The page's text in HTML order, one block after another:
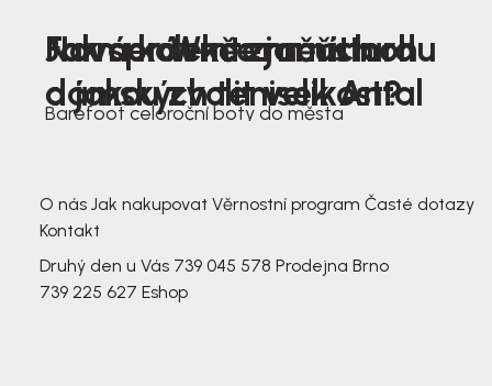
Nová kolekce jarních
dámských tenisek Antal
Jak správně změřit nohu
a jakou zvolit velikost?
Farmer Winter mustard
Barefoot celoroční boty do města
O nás Jak nakupovat Věrnostní program Časté dotazy
Kontakt
Druhý den u Vás 739 045 578 Prodejna Brno
739 225 627 Eshop